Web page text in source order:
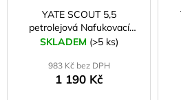
YATE SCOUT 5,5
petrolejová Nafukovací
karimatka
SKLADEM (>5 ks)
983 Kč bez DPH
1 190 Kč